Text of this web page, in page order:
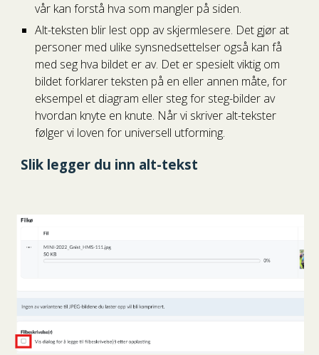
vår kan forstå hva som mangler på siden.
Alt-teksten blir lest opp av skjermlesere. Det gjør at
personer med ulike synsnedsettelser også kan få
med seg hva bildet er av. Det er spesielt viktig om
bildet forklarer teksten på en eller annen måte, for
eksempel et diagram eller steg for steg-bilder av
hvordan knyte en knute. Når vi skriver alt-tekster
følger vi loven for universell utforming.
Slik legger du inn alt-tekst